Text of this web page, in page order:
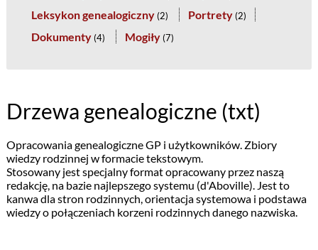
Leksykon genealogiczny (2) Portrety (2)
Dokumenty (4) Mogiły (7)
Drzewa genealogiczne (txt)
Opracowania genealogiczne GP i użytkowników. Zbiory
wiedzy rodzinnej w formacie tekstowym.
Stosowany jest specjalny format opracowany przez naszą
redakcję, na bazie najlepszego systemu (d'Aboville). Jest to
kanwa dla stron rodzinnych, orientacja systemowa i podstawa
wiedzy o połączeniach korzeni rodzinnych danego nazwiska.